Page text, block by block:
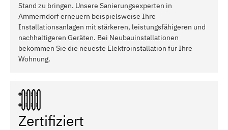
Stand zu bringen. Unsere Sanierungsexperten in
Ammerndorf erneuern beispielsweise Ihre
Installationsanlagen mit stärkeren, leistungsfähigeren und
nachhaltigeren Geräten. Bei Neubauinstallationen
bekommen Sie die neueste Elektroinstallation für Ihre
Wohnung.
Zertifiziert